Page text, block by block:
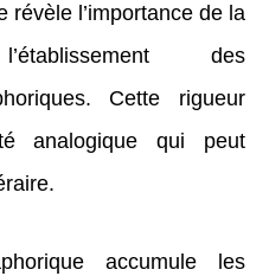
révèle l’importance de la
des
Cette rigueur
analogique qui peut
accumule les